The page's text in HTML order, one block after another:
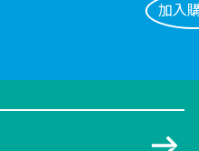
加入